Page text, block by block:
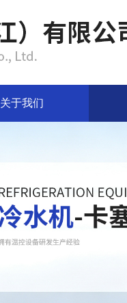
关于我们